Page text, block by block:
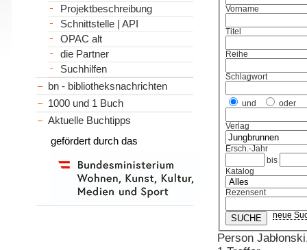
Vorname
Titel
Reihe
Schlagwort
und oder
Verlag
Ersch.-Jahr
bis
Katalog
Rezensent
neue
Person
Projektbeschreibung
Schnittstelle | API
OPAC alt
die Partner
Suchhilfen
bn - bibliotheksnachrichten
1000 und 1 Buch
Aktuelle Buchtipps
gefördert durch das